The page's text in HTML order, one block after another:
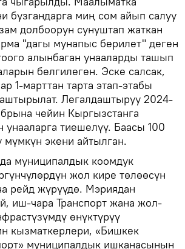
бузгандарга миң сом айып салуу
долбоорун сунуштап жаткан
"дагы мунапыс берилет" деген
алынбаган унааларды ташып
белгилеген. Эске салсак,
1-марттан тарта этап-этабы
Легалдаштыруу 2024-
чейин Кыргызстанга
тиешелүү. Баасы 100
экени айтылган.
муниципалдык коомдук
жол кире төлөөсүн
рейд жүрүүдө. Мэриядан
иш-чара Транспорт жана жол-
өнүктүрүү
кызматкерлери, «Бишкек
муниципалдык ишканасынын